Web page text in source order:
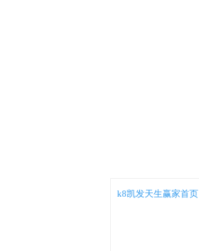
k8凯发天生赢家首页